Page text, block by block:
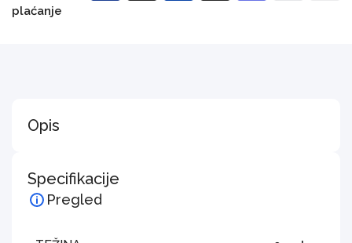
plaćanje
Opis
Specifikacije
Pregled